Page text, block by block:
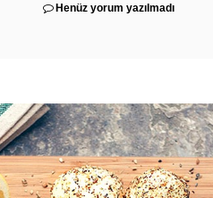
Henüz yorum yazılmadı